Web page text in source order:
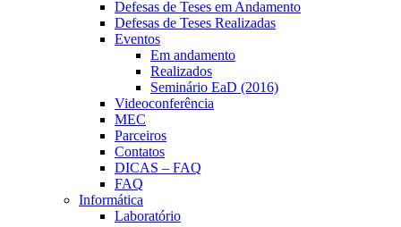
Defesas de Teses em Andamento
Defesas de Teses Realizadas
Eventos
Em andamento
Realizados
Seminário EaD (2016)
Videoconferência
MEC
Parceiros
Contatos
DICAS – FAQ
FAQ
Informática
Laboratório